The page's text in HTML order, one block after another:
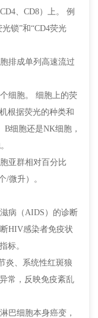
、CD8）上。 例
锁”和“CD4荧光
排成单列高速流过
细胞。 细胞上的荧
根据荧光的种类和
细胞还是NK细胞，
亚群相对百分比
/微升）。
病（AIDS）的诊断
HIV感染者免疫状
标。
、系统性红斑狼
常，反映免疫紊乱
细胞本身癌变，